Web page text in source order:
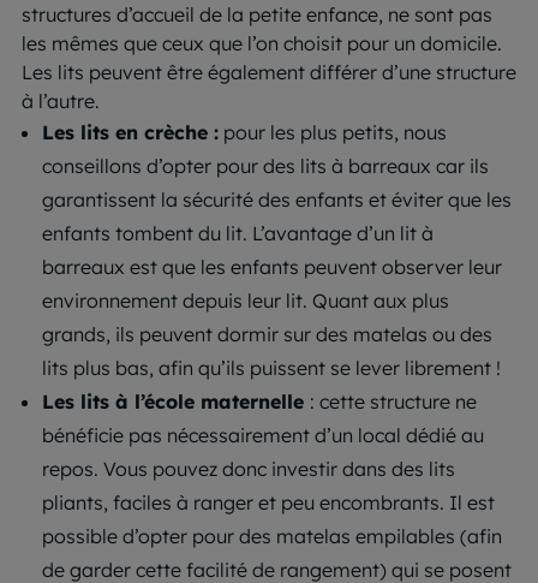
structures d’accueil de la petite enfance, ne sont pas
les mêmes que ceux que l’on choisit pour un domicile.
Les lits peuvent être également différer d’une structure
à l’autre.
Les lits en crèche : pour les plus petits, nous
conseillons d’opter pour des lits à barreaux car ils
garantissent la sécurité des enfants et éviter que les
enfants tombent du lit. L’avantage d’un lit à
barreaux est que les enfants peuvent observer leur
environnement depuis leur lit. Quant aux plus
grands, ils peuvent dormir sur des matelas ou des
lits plus bas, afin qu’ils puissent se lever librement !
Les lits à l’école maternelle : cette structure ne
bénéficie pas nécessairement d’un local dédié au
repos. Vous pouvez donc investir dans des lits
pliants, faciles à ranger et peu encombrants. Il est
possible d’opter pour des matelas empilables (afin
de garder cette facilité de rangement) qui se posent